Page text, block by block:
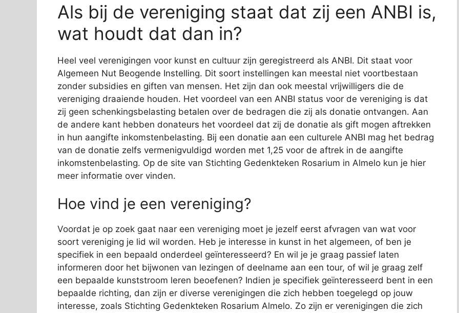
Als bij de vereniging staat dat zij een ANBI is,
wat houdt dat dan in?
Heel veel verenigingen voor kunst en cultuur zijn geregistreerd als ANBI. Dit staat voor
Algemeen Nut Beogende Instelling. Dit soort instellingen kan meestal niet voortbestaan
zonder subsidies en giften van mensen. Het zijn dan ook meestal vrijwilligers die de
vereniging draaiende houden. Het voordeel van een ANBI status voor de vereniging is dat
zij geen schenkingsbelasting betalen over de bedragen die zij als donatie ontvangen. Aan
de andere kant hebben donateurs het voordeel dat zij de donatie als gift mogen aftrekken
in hun aangifte inkomstenbelasting. Bij een donatie aan een culturele ANBI mag het bedrag
van de donatie zelfs vermenigvuldigd worden met 1,25 voor de aftrek in de aangifte
inkomstenbelasting. Op de site van Stichting Gedenkteken Rosarium in Almelo kun je hier
meer informatie over vinden.
Hoe vind je een vereniging?
Voordat je op zoek gaat naar een vereniging moet je jezelf eerst afvragen van wat voor
soort vereniging je lid wil worden. Heb je interesse in kunst in het algemeen, of ben je
specifiek in een bepaald onderdeel geïnteresseerd? En wil je je graag passief laten
informeren door het bijwonen van lezingen of deelname aan een tour, of wil je graag zelf
een bepaalde kunststroom leren beoefenen? Indien je specifiek geïnteresseerd bent in een
bepaalde richting, dan zijn er diverse verenigingen die zich hebben toegelegd op jouw
interesse, zoals Stichting Gedenkteken Rosarium Almelo. Zo zijn er verenigingen die zich